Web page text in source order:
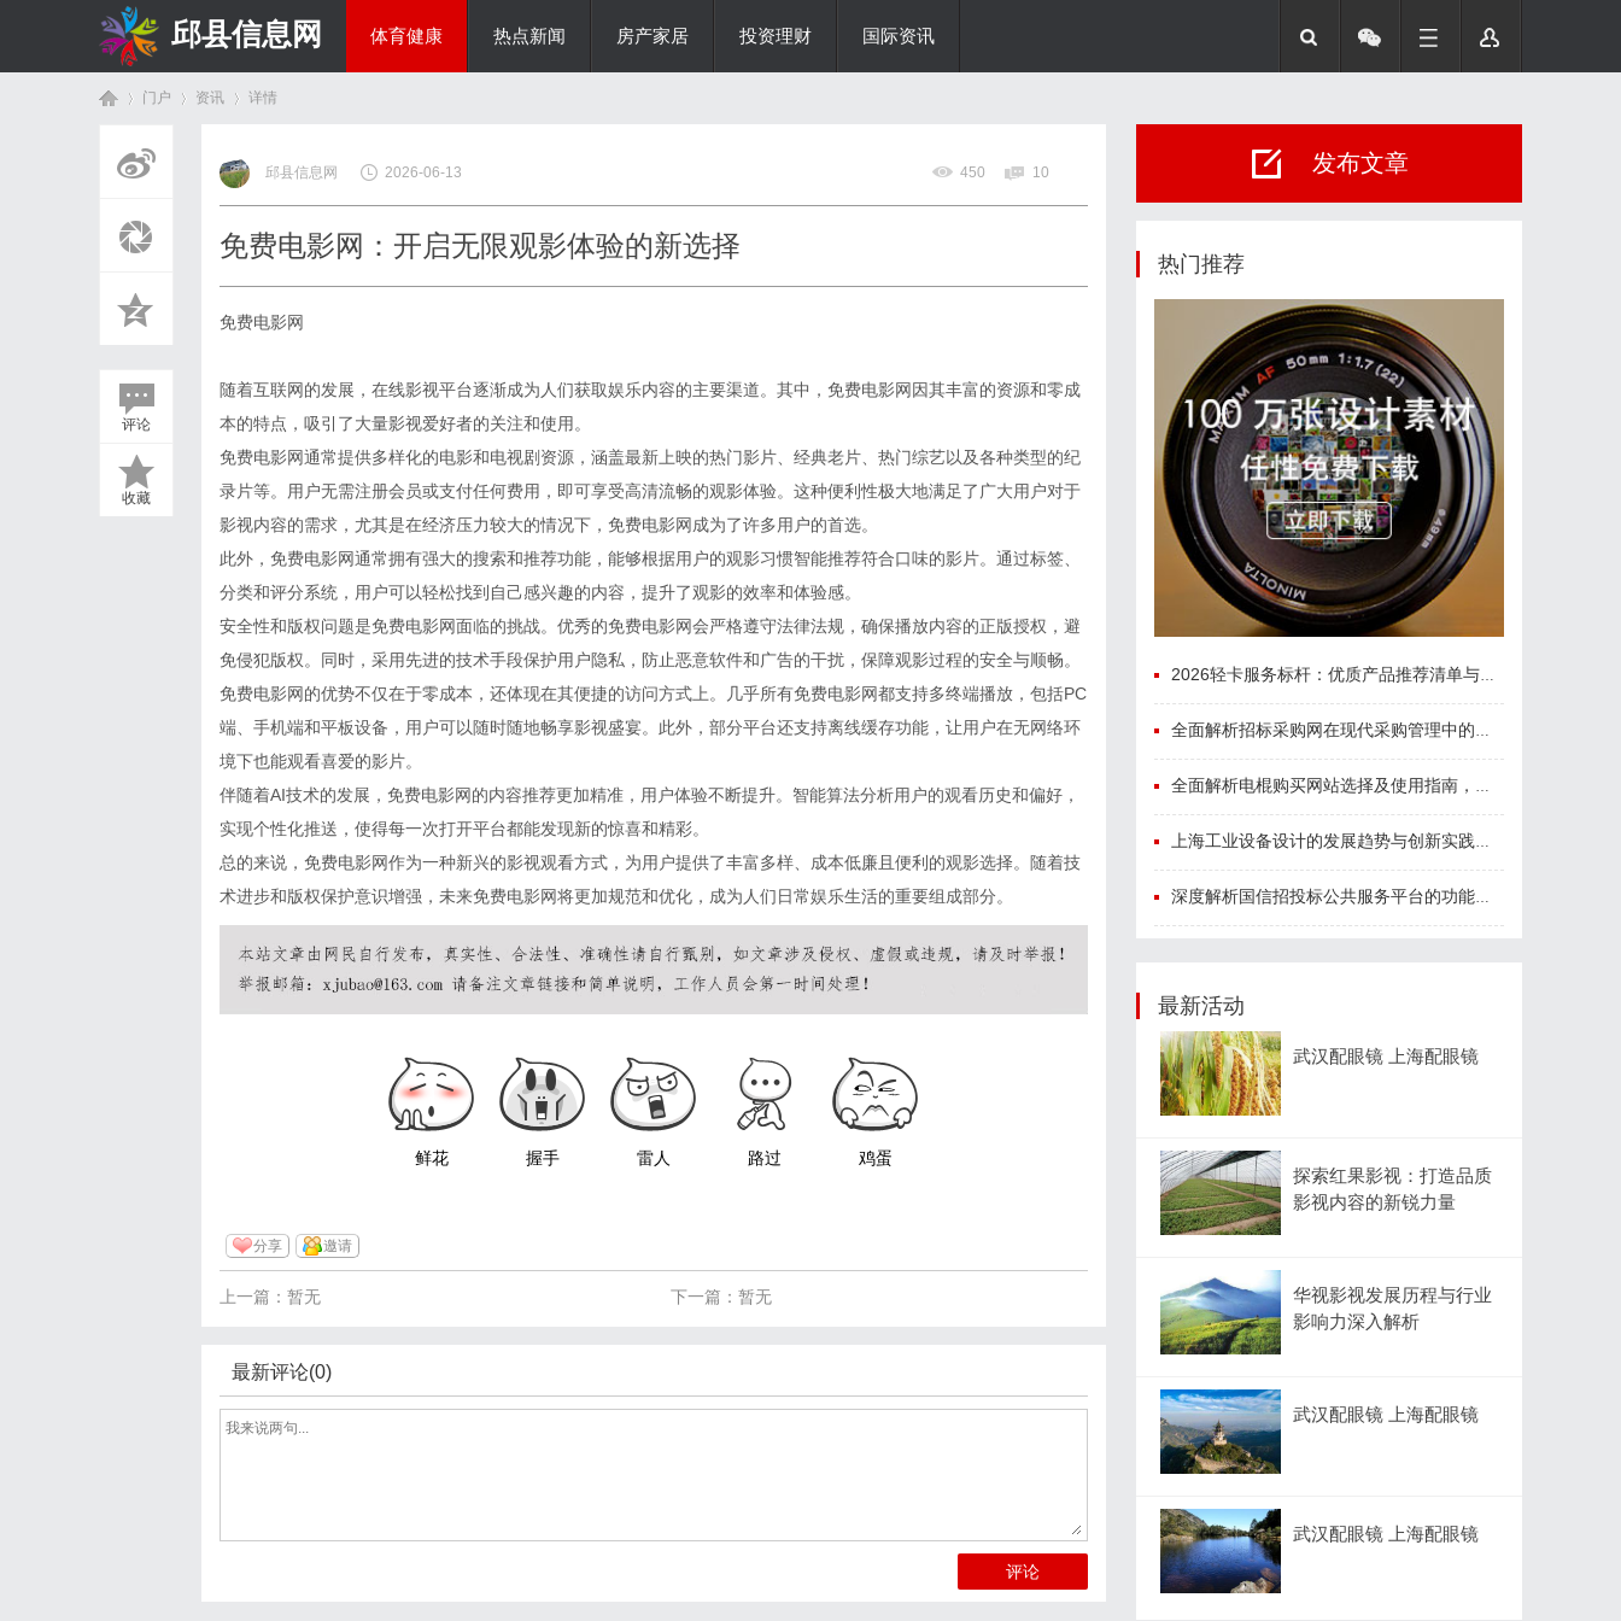
邱县信息网 体育健康 热点新闻 房产家居 投资理财 国际资讯
门户 资讯
›
详情
评论
收藏
邱县信息网 2026-06-13 450 10
免费电影网：开启无限观影体验的新选择
免费电影网
随着互联网的发展，在线影视平台逐渐成为人们获取娱乐内容的主要渠道。其中，免费电影网因其丰富的资源和零成
本的特点，吸引了大量影视爱好者的关注和使用。
免费电影网通常提供多样化的电影和电视剧资源，涵盖最新上映的热门影片、经典老片、热门综艺以及各种类型的纪
录片等。用户无需注册会员或支付任何费用，即可享受高清流畅的观影体验。这种便利性极大地满足了广大用户对于
影视内容的需求，尤其是在经济压力较大的情况下，免费电影网成为了许多用户的首选。
此外，免费电影网通常拥有强大的搜索和推荐功能，能够根据用户的观影习惯智能推荐符合口味的影片。通过标签、
分类和评分系统，用户可以轻松找到自己感兴趣的内容，提升了观影的效率和体验感。
安全性和版权问题是免费电影网面临的挑战。优秀的免费电影网会严格遵守法律法规，确保播放内容的正版授权，避
免侵犯版权。同时，采用先进的技术手段保护用户隐私，防止恶意软件和广告的干扰，保障观影过程的安全与顺畅。
免费电影网的优势不仅在于零成本，还体现在其便捷的访问方式上。几乎所有免费电影网都支持多终端播放，包括PC
端、手机端和平板设备，用户可以随时随地畅享影视盛宴。此外，部分平台还支持离线缓存功能，让用户在无网络环
境下也能观看喜爱的影片。
伴随着AI技术的发展，免费电影网的内容推荐更加精准，用户体验不断提升。智能算法分析用户的观看历史和偏好，
实现个性化推送，使得每一次打开平台都能发现新的惊喜和精彩。
总的来说，免费电影网作为一种新兴的影视观看方式，为用户提供了丰富多样、成本低廉且便利的观影选择。随着技
术进步和版权保护意识增强，未来免费电影网将更加规范和优化，成为人们日常娱乐生活的重要组成部分。
鲜花 握手 雷人 路过 鸡蛋
分享 邀请
下一篇：暂无
上一篇：暂无
最新评论(0)
评论
发布文章
热门推荐
2026轻卡服务标杆：优质产品推荐清单与选型全指南
全面解析招标采购网在现代采购管理中的重要作用与应用
全面解析电棍购买网站选择及使用指南，保障安全与合法性
上海工业设备设计的发展趋势与创新实践探索
深度解析国信招投标公共服务平台的功能与优势
最新活动
武汉配眼镜 上海配眼镜
探索红果影视：打造品质
影视内容的新锐力量
华视影视发展历程与行业
影响力深入解析
武汉配眼镜 上海配眼镜
武汉配眼镜 上海配眼镜